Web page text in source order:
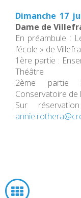
Dimanche 17
Dame de
En préambule :
l’école » de
1ère partie :
Théâtre
2ème partie
Conservatoire de
Sur